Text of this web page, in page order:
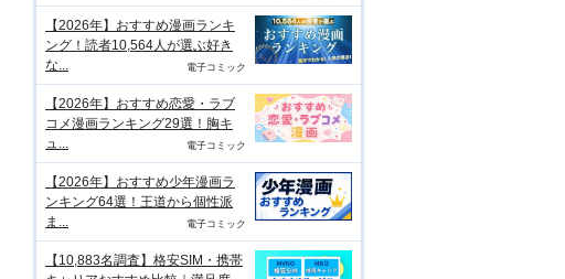
【2026年】おすすめ漫画ランキ
ング！読者10,564人が選ぶ好き
な...
電子コミック
【2026年】おすすめ恋愛・ラブ
コメ漫画ランキング29選！胸キ
ュ...
電子コミック
【2026年】おすすめ少年漫画ラ
ンキング64選！王道から個性派
ま...
電子コミック
【10,883名調査】格安SIM・携帯